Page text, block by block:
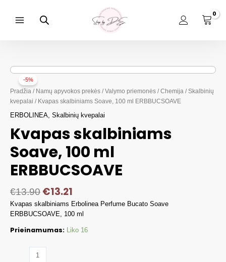
turinio
-5%
Pradžia / Namų apyvokos prekės /Valymo priemonės /Chemija /Skalbinių
kvepalai / Kvapas skalbiniams Soave, 100 ml ERBBUCSOAVE
ERBOLINEA, Skalbinių kvepalai
Kvapas skalbiniams
Soave, 100 ml
ERBBUCSOAVE
€13.90 €13.21
Kvapas skalbiniams Erbolinea Perfume Bucato Soave
ERBBUCSOAVE, 100 ml
Prieinamumas: Liko 16